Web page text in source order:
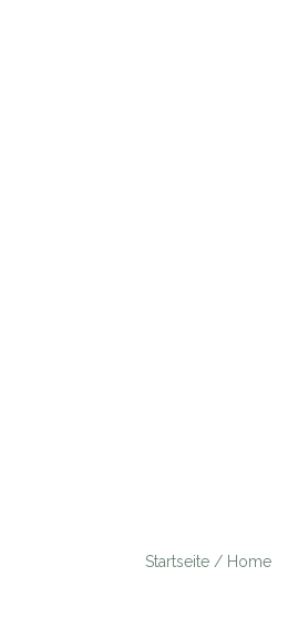
Startseite / Home